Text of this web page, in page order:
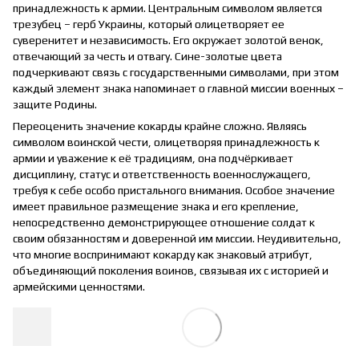
принадлежность к армии. Центральным символом является
трезубец – герб Украины, который олицетворяет ее
суверенитет и независимость. Его окружает золотой венок,
отвечающий за честь и отвагу. Сине-золотые цвета
подчеркивают связь с государственными символами, при этом
каждый элемент знака напоминает о главной миссии военных –
защите Родины.
Переоценить значение кокарды крайне сложно. Являясь
символом воинской чести, олицетворяя принадлежность к
армии и уважение к её традициям, она подчёркивает
дисциплину, статус и ответственность военнослужащего,
требуя к себе особо пристального внимания. Особое значение
имеет правильное размещение знака и его крепление,
непосредственно демонстрирующее отношение солдат к
своим обязанностям и доверенной им миссии. Неудивительно,
что многие воспринимают кокарду как знаковый атрибут,
объединяющий поколения воинов, связывая их с историей и
армейскими ценностями.